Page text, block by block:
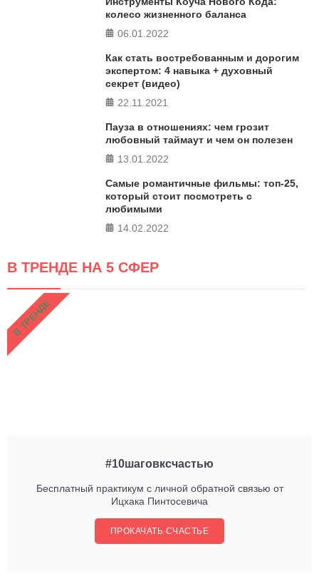
колесо жизненного баланса
06.01.2022
Как стать востребованным и дорогим
экспертом: 4 навыка + духовный
секрет (видео)
22.11.2021
Пауза в отношениях: чем грозит
любовный таймаут и чем он полезен
13.01.2022
Самые романтичные фильмы: топ-25,
который стоит посмотреть с
любимыми
14.02.2022
В ТРЕНДЕ НА 5 СФЕР
#10шаговксчастью
Бесплатный практикум с личной обратной связью от
Ицхака Пинтосевича
ПРОКАЧАТЬ СЧАСТЬЕ
В ТРЕНДЕ